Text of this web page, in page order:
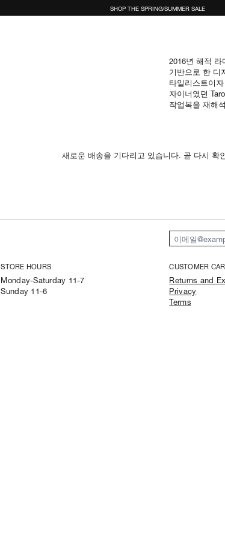
SHOP THE SPRING/SUMMER SALE
2016년 해적
기반으로 한 디
타일리스트이
자이너였던
작업복을 재해
새로운 배송을 기다리고 있습니다. 곧 다시 확
이메일 주소
STORE HOURS
Monday-Saturday 11-7
Sunday 11-6
CUSTOMER
Returns and
Privacy
Terms